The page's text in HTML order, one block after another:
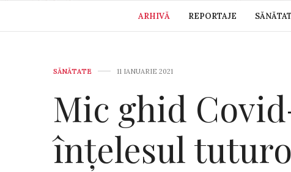
ARHIVĂ REPORTAJE
SĂNĂTATE 11 IANUARIE 2021
Mic ghid
înțelesul